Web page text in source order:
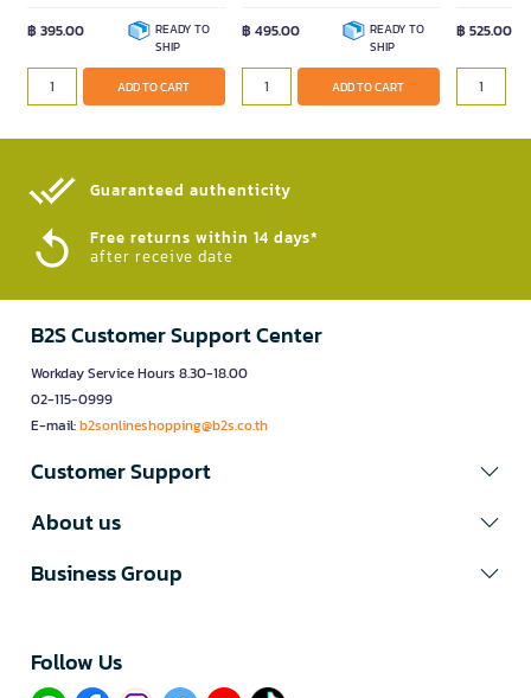
฿ 395.00
READY TO
SHIP
ADD TO CART
฿ 495.00
READY TO
SHIP
ADD TO CART
฿ 525.00
Guaranteed authenticity​
Free returns within 14 days*
after receive date
B2S Customer Support Center
Workday Service Hours 8.30-18.00
02-115-0999
E-mail:b2sonlineshopping@b2s.co.th
Customer Support
About us
Business Group
Follow Us​